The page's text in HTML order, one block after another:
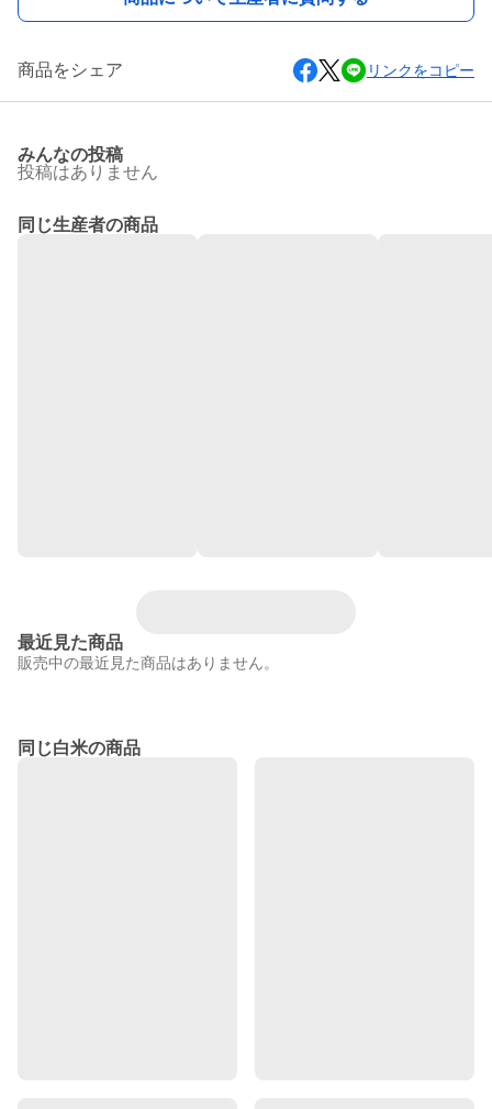
商品をシェア リンクをコピー
みんなの投稿
投稿はありません
同じ生産者の商品
最近見た商品
販売中の最近見た商品はありません。
同じ白米の商品